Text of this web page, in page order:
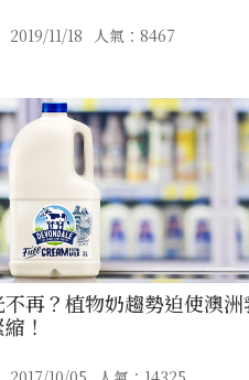
2019/11/18 人氣：8467
再？植物奶趨勢迫使澳洲
！